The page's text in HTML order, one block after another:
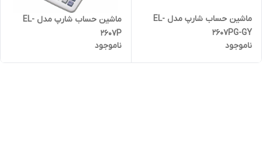
ماشین حساب شارپ مدل EL-
2607PG-GY
ناموجود
ماشین حساب شارپ مدل EL-
2607P
ناموجود